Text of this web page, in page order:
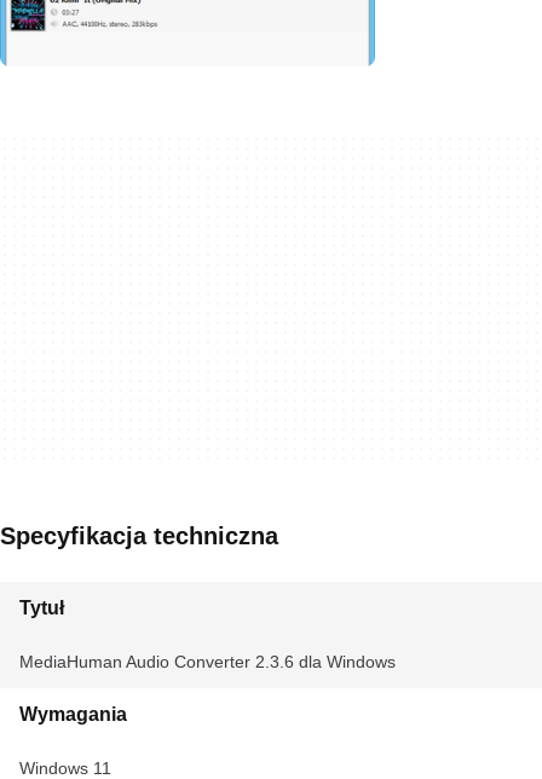
Specyfikacja techniczna
Tytuł
MediaHuman Audio Converter 2.3.6 dla Windows
Wymagania
Windows 11